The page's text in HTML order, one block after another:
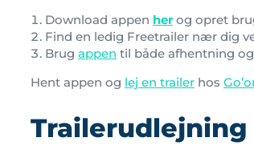
Download appen her og opret
Find en ledig Freetrailer nær dig
Brug appen til både afhentning
Hent appen og lej en trailer hos
Trailerudlejning